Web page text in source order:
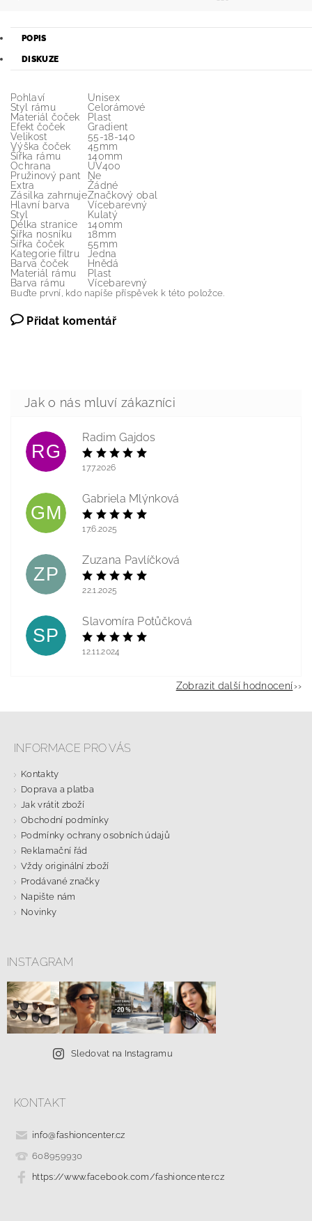
POPIS
DISKUZE
Pohlaví
Unisex
Styl rámu
Celorámové
Materiál čoček
Plast
Efekt čoček
Gradient
Velikost
55-18-140
Výška čoček
45mm
Šířka rámu
140mm
Ochrana
UV400
Pružinový pant
Ne
Extra
Žádné
Zásilka zahrnujeZnačkový obal
Hlavní barva
Vícebarevný
Styl
Kulatý
Délka stranice
140mm
Šířka nosníku
18mm
Šířka čoček
55mm
Kategorie filtru
Jedna
Barva čoček
Hnědá
Materiál rámu
Plast
Barva rámu
Vícebarevný
Buďte první, kdo napíše příspěvek k této položce.
Přidat komentář
RG
Radim Gajdos
17.7.2026
GM
Gabriela Mlýnková
17.6.2025
ZP
Zuzana Pavlíčková
22.1.2025
SP
Slavomíra Potůčková
12.11.2024
Zobrazit další hodnocení
INFORMACE PRO VÁS
Kontakty
Doprava a platba
Jak vrátit zboží
Obchodní podmínky
Podmínky ochrany osobních údajů
Reklamační řád
Vždy originální zboží
Prodávané značky
Napište nám
Novinky
INSTAGRAM
Sledovat na Instagramu
KONTAKT
info@fashioncenter.cz
608959930
https://www.facebook.com/fashioncenter.cz